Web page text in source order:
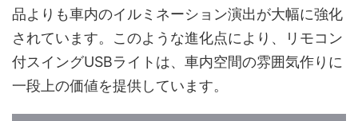
品よりも車内のイルミネーション演出が大幅に強化
されています。このような進化点により、リモコン
付スイングUSBライトは、車内空間の雰囲気作りに
一段上の価値を提供しています。